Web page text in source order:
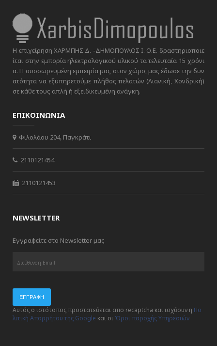
Η επιχείρηση ΧΑΡΜΠΗΣ Δ. -ΔΗΜΟΠΟΥΛΟΣ Ι. Ο.Ε. δραστηριοποιε
ίται στην εμπορία ηλεκτρολογικού υλικού τα τελευταία 15 χρόνι
α. Η συσσωρευμένη εμπειρία μας στον χώρο, μας έδωσε την δυν
ατότητα να εξυπηρετούμε πλήθος πελατών (Λιανική, Χονδρική)
σε κάθε τους απλή ή εξειδικευμένη ανάγκη.
ΕΠΙΚΟΙΝΩΝΙΑ
Φιλολάου 204, Παγκράτι
2110121454
2110121453
NEWSLETTER
Εγγραφείτε στο Newsletter μας
ΕΓΓΡΑΦΉ
Αυτός ο ιστότοπος προστατεύεται απο recaptcha και ισχύουν η Πο
λιτική Απορρήτου της Google και οι Όροι παροχής Υπηρεσιών